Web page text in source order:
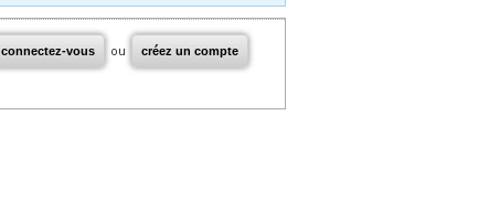
connectez-vous ou créez un compte